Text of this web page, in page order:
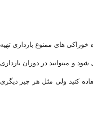
های ممنوع بارداری تهیه
و میتوانید در دوران بارداری
کنید ولی مثل هر چیز دیگری